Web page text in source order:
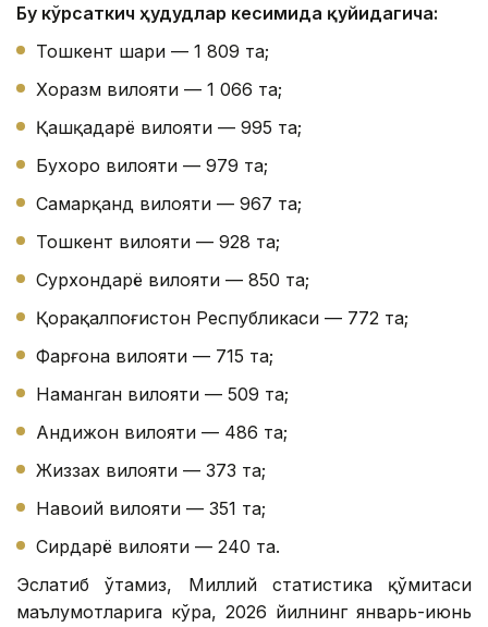
Бу кўрсаткич ҳудудлар кесимида қуйидагича:
Тошкент шаҳри — 1 809 та;
Хоразм вилояти — 1 066 та;
Қашқадарё вилояти — 995 та;
Бухоро вилояти — 979 та;
Самарқанд вилояти — 967 та;
Тошкент вилояти — 928 та;
Сурхондарё вилояти — 850 та;
Қорақалпоғистон Республикаси — 772 та;
Фарғона вилояти — 715 та;
Наманган вилояти — 509 та;
Андижон вилояти — 486 та;
Жиззах вилояти — 373 та;
Навоий вилояти — 351 та;
Сирдарё вилояти — 240 та.
Эслатиб ўтамиз, Миллий статистика қўмитаси
маълумотларига кўра, 2026 йилнинг январь-июнь